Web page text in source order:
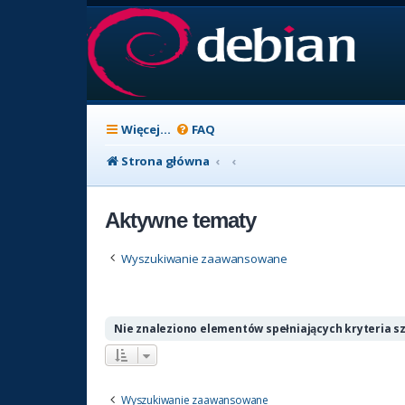
Więcej… FAQ
Strona główna
Aktywne tematy
Wyszukiwanie zaawansowane
Nie znaleziono elementów spełniających kryteria
Wyszukiwanie zaawansowane